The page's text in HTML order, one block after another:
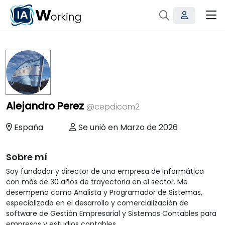
Alejandro Perez @cepdicom2
España
Se unió en Marzo de 2026
Sobre mí
Soy fundador y director de una empresa de informática
con más de 30 años de trayectoria en el sector. Me
desempeño como Analista y Programador de Sistemas,
especializado en el desarrollo y comercialización de
software de Gestión Empresarial y Sistemas Contables para